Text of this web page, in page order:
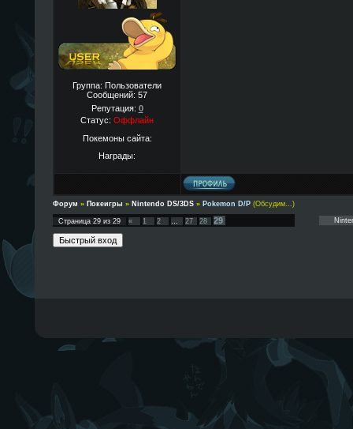
Группа: Пользователи
Сообщений: 57
Репутация: 0
Статус: Оффлайн
Покемоны сайта:
Награды:
Форум » Покеигры » Nintendo DS/3DS » Pokemon D/P (Обсудим...)
Страница 29из 29 « 1 2 … 27 28 29